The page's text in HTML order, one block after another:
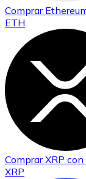
Comprar
ETH
ComprarXRP con
XRP